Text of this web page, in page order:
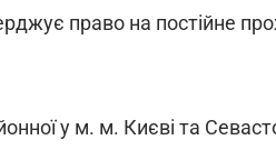
право на постійне
у м. м. Києві та